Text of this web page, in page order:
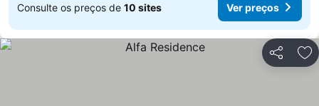
Consulte os preços de 10 sites Ver preços
Partilhar